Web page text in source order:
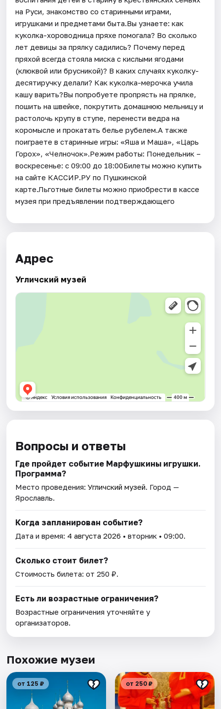
на Руси, знакомство со старинными играми,
игрушками и предметами быта.Вы узнаете: как
куколка-хороводница пряхе помогала? Во сколько
лет девицы за прялку садились? Почему перед
пряхой всегда стояла миска с кислыми ягодами
(клюквой или брусникой)? В каких случаях куколку-
десятиручку делали? Как куколка-мерочка учила
кашу варить?Вы попробуете пропрясть на прялке,
пошить на швейке, покрутить домашнюю мельницу и
растолочь крупу в ступе, перенести ведра на
коромысле и прокатать белье рубелем.А также
поиграете в старинные игры: «Яша и Маша», «Царь
Горох», «Челночок».Режим работы: Понедельник –
воскресенье: с 09:00 до 18:00Билеты можно купить
на сайте КАССИР.РУ по Пушкинской
карте.Льготные билеты можно приобрести в кассе
музея при предъявлении подтверждающего
Адрес
Угличский музей
Вопросы и ответы
Где пройдет событие Марфушкины игрушки.
Программа?
Место проведения:Угличский музей. Город —
Ярославль.
Когда запланирован событие?
Дата и время: 4 августа 2026 • вторник • 09:00.
Сколько стоит билет?
Стоимость билета: от 250 ₽.
Есть ли возрастные ограничения?
Возрастные ограничения уточняйте у
организаторов.
Похожие музеи
от 125 ₽ от 250 ₽